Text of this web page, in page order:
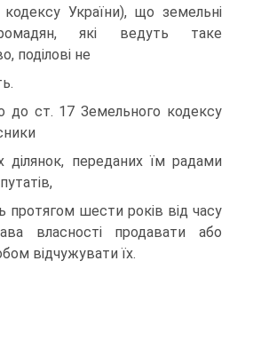
кодексу України), що земельнi
якi ведуть таке
подiловi не
до ст. 17 Земельного кодексу
дiлянок, переданих їм радами
протягом шести рокiв вiд часу
власностi продавати або
вiдчужувати їх.